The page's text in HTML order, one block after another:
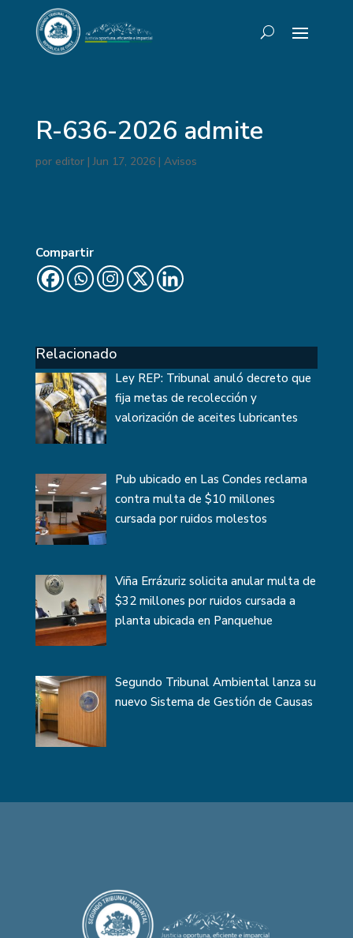
R-636-2026 admite
por editor|Jun 17, 2026| Avisos
Compartir
Relacionado
Ley REP: Tribunal anuló decreto que
fija metas de recolección y
valorización de aceites lubricantes
Pub ubicado en Las Condes reclama
contra multa de $10 millones
cursada por ruidos molestos
Viña Errázuriz solicita anular multa de
$32 millones por ruidos cursada a
planta ubicada en Panquehue
Segundo Tribunal Ambiental lanza su
nuevo Sistema de Gestión de Causas